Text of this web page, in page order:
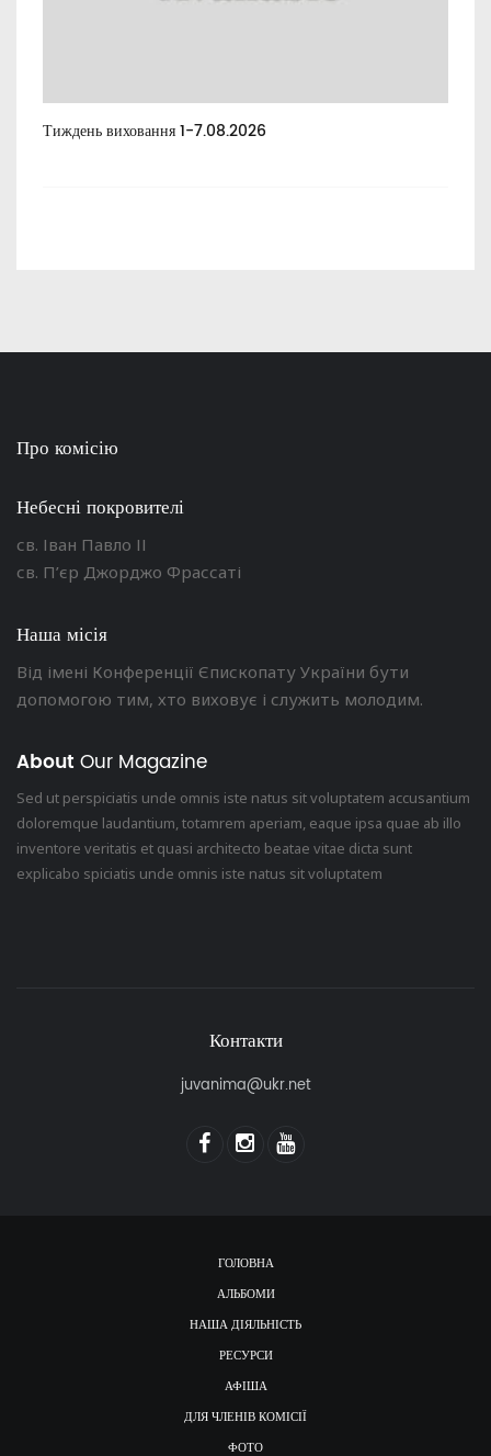
Тиждень виховання 1-7.08.2026
Про комісію
Небесні покровителі
св. Іван Павло ІІ
св. П’єр Джорджо Фрассаті
Наша місія
Від імені Конференції Єпископату України бути
допомогою тим, хто виховує і служить молодим.
About Our Magazine
Sed ut perspiciatis unde omnis iste natus sit voluptatem accusantium
doloremque laudantium, totamrem aperiam, eaque ipsa quae ab illo
inventore veritatis et quasi architecto beatae vitae dicta sunt
explicabo spiciatis unde omnis iste natus sit voluptatem
Контакти
juvanima@ukr.net
ГОЛОВНА
АЛЬБОМИ
НАША ДІЯЛЬНІСТЬ
РЕСУРСИ
АФІША
ДЛЯ ЧЛЕНІВ КОМІСІЇ
ФОТО